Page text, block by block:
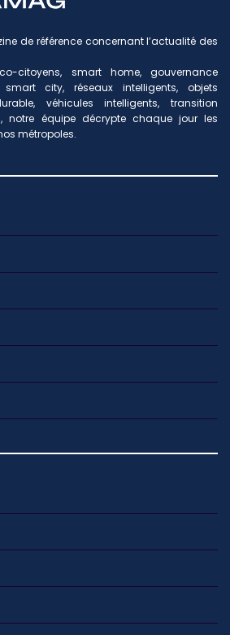
de référence concernant l’actualité des
citoyens, smart home, gouvernance
city, réseaux intelligents, objets
véhicules intelligents, transition
notre équipe décrypte chaque jour les
métropoles.